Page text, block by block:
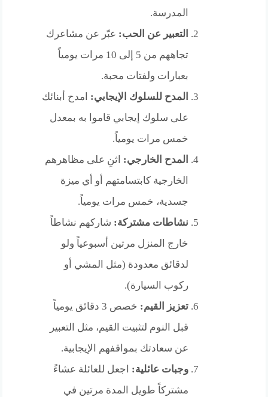
المدرسة.
التعبير عن الحب: عبّر عن مشاعرك
تجاههم من 5 إلى 10 مرات يومياً
بعبارات ولفتات محبة.
المدح للسلوك الإيجابي: امدح أبنائك
على سلوك إيجابي قاموا به بمعدل
خمس مرات يومياً.
المدح الخارجي: اثنِ على مظاهرهم
الخارجية كابتسامتهم أو أي ميزة
جسدية، خمس مرات يومياً.
نشاطات مشتركة: شاركهم نشاطاً
خارج المنزل مرتين أسبوعياً ولو
لدقائق معدودة (مثل المشي أو
ركوب السيارة).
تعزيز القيم:
خصص 3 دقائق يومياً
قبل النوم لتثبيت القيم، مثل التعبير
عن سعادتك بمواقفهم الإيجابية.
وجبات عائلية: اجعل للعائلة عشاءً
مشتركاً طويل المدة مرتين في